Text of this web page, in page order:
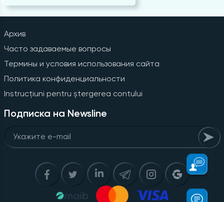
Архив
Часто задаваемые вопросы
Термины и условия использования сайта
Политика конфиденциальности
Instrucțiuni pentru ștergerea contului
Подписка на Newsline